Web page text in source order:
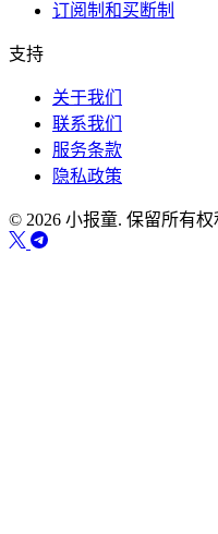
订阅制和买断制
支持
关于我们
联系我们
服务条款
隐私政策
© 2026 小报童. 保留所有权